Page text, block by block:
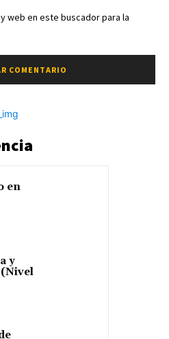
web en este buscador para la
en
y